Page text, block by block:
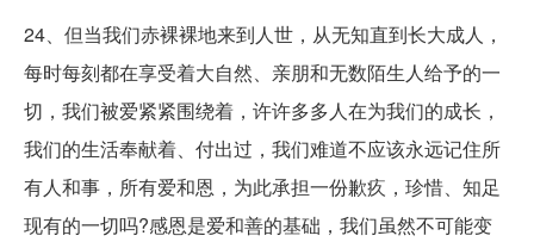
24、但当我们赤裸裸地来到人世，从无知直到长大成人，
每时每刻都在享受着大自然、亲朋和无数陌生人给予的一
切，我们被爱紧紧围绕着，许许多多人在为我们的成长，
我们的生活奉献着、付出过，我们难道不应该永远记住所
有人和事，所有爱和恩，为此承担一份歉疚，珍惜、知足
现有的一切吗?感恩是爱和善的基础，我们虽然不可能变